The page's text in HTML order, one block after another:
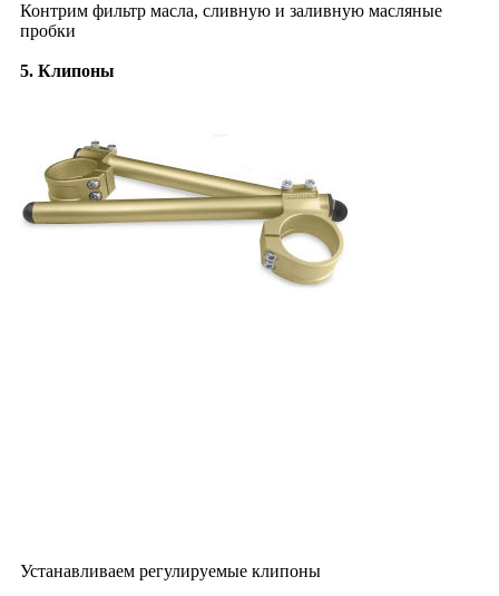
Контрим фильтр масла, сливную и заливную масляные
пробки
5. Клипоны
Устанавливаем регулируемые клипоны